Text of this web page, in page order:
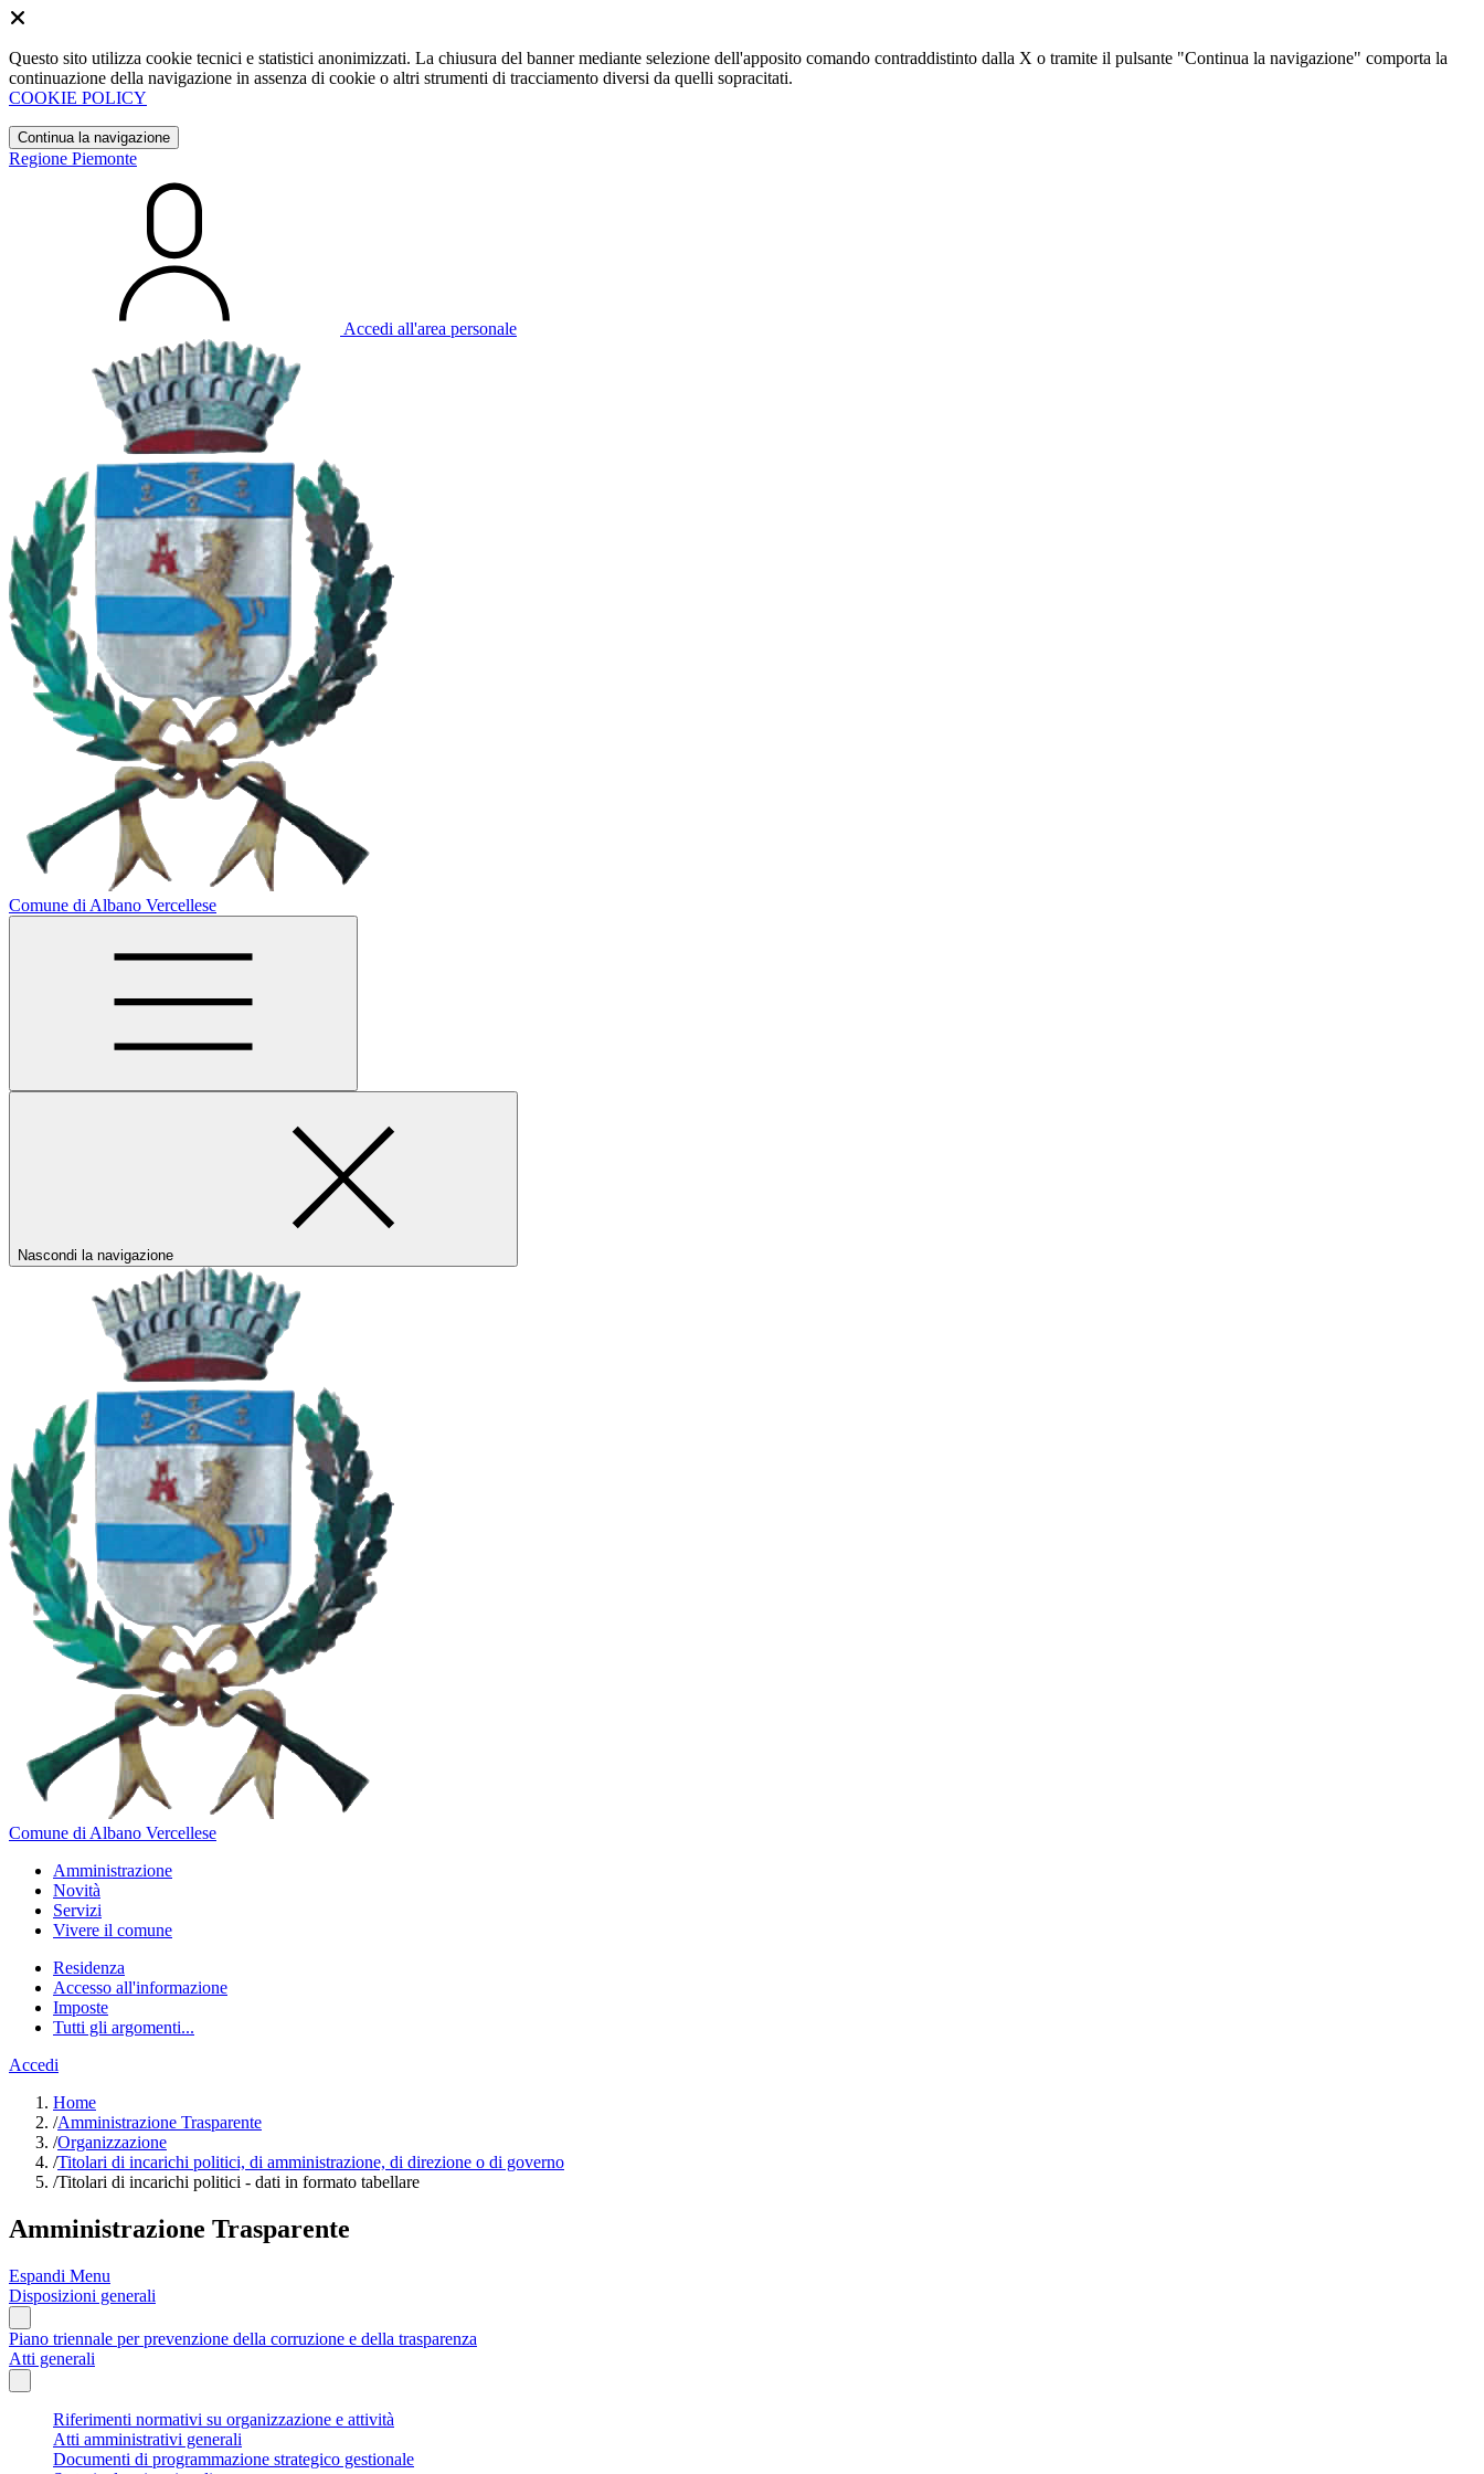
Questo sito utilizza cookie tecnici e statistici anonimizzati. La chiusura del banner mediante selezione dell'apposito comando contraddistinto dalla X o tramite il pulsante "Continua la navigazione" comporta la
continuazione della navigazione in assenza di cookie o altri strumenti di tracciamento diversi da quelli sopracitati.
COOKIE POLICY
Continua la navigazione
Regione Piemonte
Accedi all'area personale
Comune di Albano Vercellese
Nascondi la navigazione
Comune di Albano Vercellese
Amministrazione
Novità
Servizi
Vivere il comune
Residenza
Accesso all'informazione
Imposte
Tutti gli argomenti...
Accedi
Home
/Amministrazione Trasparente
/Organizzazione
/Titolari di incarichi politici, di amministrazione, di direzione o di governo
/Titolari di incarichi politici - dati in formato tabellare
Amministrazione Trasparente
Espandi Menu
Disposizioni generali
Piano triennale per prevenzione della corruzione e della trasparenza
Atti generali
Riferimenti normativi su organizzazione e attività
Atti amministrativi generali
Documenti di programmazione strategico gestionale